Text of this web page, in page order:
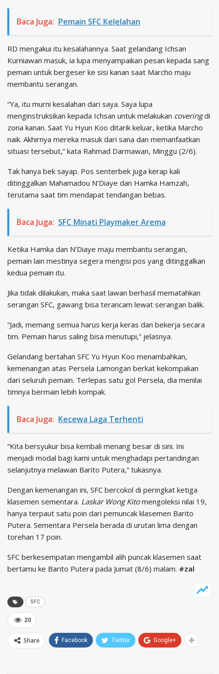
Baca Juga: Pemain SFC Kelelahan
RD mengakui itu kesalahannya. Saat gelandang Ichsan
Kurniawan masuk, ia lupa menyampaikan pesan kepada sang
pemain untuk bergeser ke sisi kanan saat Marcho maju
membantu serangan.
“Ya, itu murni kesalahan dari saya. Saya lupa
menginstruksikan kepada Ichsan untuk melakukan coveringdi
zona kanan. Saat Yu Hyun Koo ditarik keluar, ketika Marcho
naik. Akhirnya mereka masuk dari sana dan memanfaatkan
situasi tersebut,” kata Rahmad Darmawan, Minggu (2/6).
Tak hanya bek sayap. Pos senterbek juga kerap kali
ditinggalkan Mahamadou N’Diaye dan Hamka Hamzah,
terutama saat tim mendapat tendangan bebas.
Baca Juga: SFC Minati Playmaker Arema
Ketika Hamka dan N’Diaye maju membantu serangan,
pemain lain mestinya segera mengisi pos yang ditinggalkan
kedua pemain itu.
Jika tidak dilakukan, maka saat lawan berhasil mematahkan
serangan SFC, gawang bisa terancam lewat serangan balik.
“Jadi, memang semua harus kerja keras dan bekerja secara
tim. Pemain harus saling bisa menutupi,” jelasnya.
Gelandang bertahan SFC Yu Hyun Koo menambahkan,
kemenangan atas Persela Lamongan berkat kekompakan
dari seluruh pemain. Terlepas satu gol Persela, dia menilai
timnya bermain lebih kompak.
Baca Juga: Kecewa Laga Terhenti
“Kita bersyukur bisa kembali menang besar di sini. Ini
menjadi modal bagi kami untuk menghadapi pertandingan
selanjutnya melawan Barito Putera,” tukasnya.
Dengan kemenangan ini, SFC bercokol di peringkat ketiga
klasemen sementara. Laskar Wong Kitomengoleksi nilai 19,
hanya terpaut satu poin dari pemuncak klasemen Barito
Putera. Sementara Persela berada di urutan lima dengan
torehan 17 poin.
SFC berkesempatan mengambil alih puncak klasemen saat
bertamu ke Barito Putera pada Jumat (8/6) malam. #zal
SFC
20
Share Facebook Twitter Google+